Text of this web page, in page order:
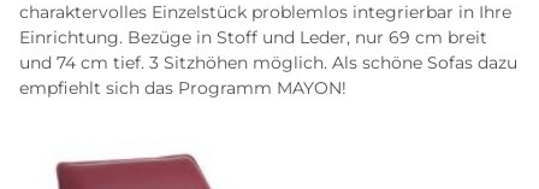
charaktervolles Einzelstück problemlos integrierbar in Ihre
Einrichtung. Bezüge in Stoff und Leder, nur 69 cm breit
und 74 cm tief. 3 Sitzhöhen möglich. Als schöne Sofas dazu
empfiehlt sich das Programm MAYON!